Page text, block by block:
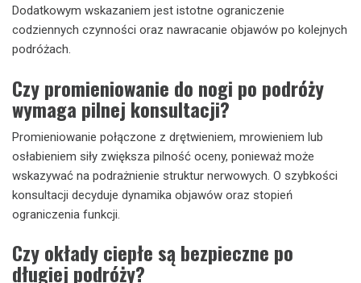
Dodatkowym wskazaniem jest istotne ograniczenie
codziennych czynności oraz nawracanie objawów po kolejnych
podróżach.
Czy promieniowanie do nogi po podróży
wymaga pilnej konsultacji?
Promieniowanie połączone z drętwieniem, mrowieniem lub
osłabieniem siły zwiększa pilność oceny, ponieważ może
wskazywać na podrażnienie struktur nerwowych. O szybkości
konsultacji decyduje dynamika objawów oraz stopień
ograniczenia funkcji.
Czy okłady ciepłe są bezpieczne po
długiej podróży?